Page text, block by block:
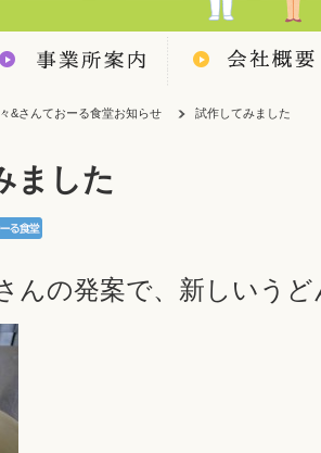
々&さんておーる食堂お知らせ 試作してみました
ました
んの発案で、新しいう